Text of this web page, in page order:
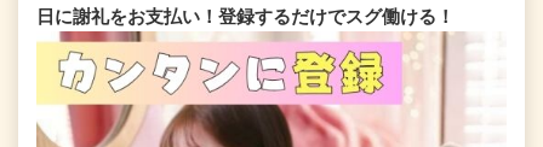
日に謝礼をお支払い！登録するだけでスグ働ける！